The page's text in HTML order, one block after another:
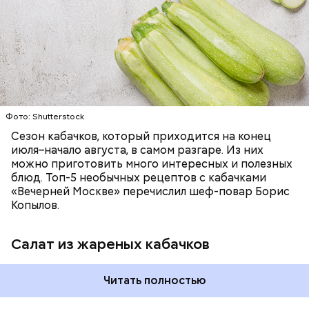
Фото: Shutterstock
Сезон кабачков, который приходится на конец
июля–начало августа, в самом разгаре. Из них
можно приготовить много интересных и полезных
блюд. Топ-5 необычных рецептов с кабачками
«Вечерней Москве» перечислил шеф-повар Борис
Копылов.
Салат из жареных кабачков
Читать полностью
ЕДА ОВОЩИ РЕЦЕПТЫ
кремний — укрепляет кости, зубы, волосы и
ногти и оказывает омолаживающее действие;
Вред дыни
Фото: Shutterstock
А врач-эндокринолог Алексей Калинчев рассказал,
что существует множество блюд, где используют
салаты, лаваш с творогом и сыром, пироги, омлет,
запеканка. Щавеля там везде используется
немного, поэтому никакого вреда от него не будет.
Чем разнообразнее рацион питания человека, тем
лучше. Потому что это исключает вероятность
возникновения дефицитов микроэлементов, —
заверил специалист.